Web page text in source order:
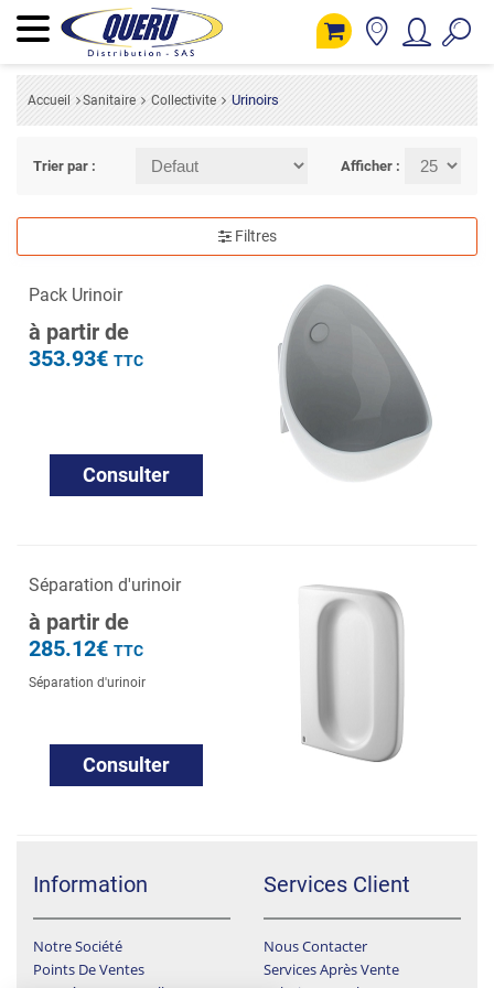
Accueil Sanitaire Collectivite Urinoirs
Trier par : Afficher :
Filtres
Pack Urinoir
à partir de
353.93€ TTC
Consulter
Séparation d'urinoir
à partir de
285.12€ TTC
Séparation d'urinoir
Consulter
Information
Notre Société
Points De Ventes
Services Client
Nous Contacter
Services Après Vente